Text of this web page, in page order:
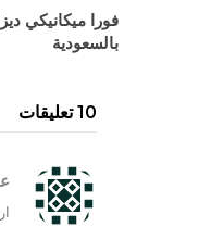
فورا ميكانيكي
بالسعودية
10 تعليقات